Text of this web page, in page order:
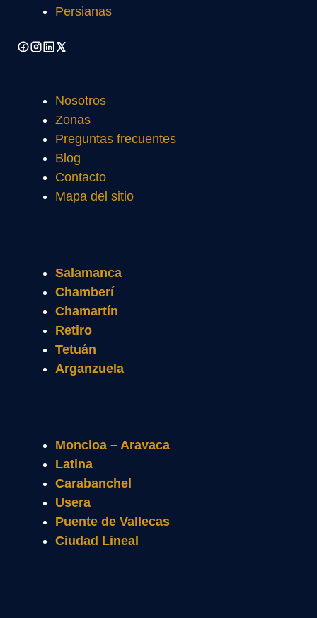
Persianas
Nosotros
Zonas
Preguntas frecuentes
Blog
Contacto
Mapa del sitio
Salamanca
Chamberí
Chamartín
Retiro
Tetuán
Arganzuela
Moncloa – Aravaca
Latina
Carabanchel
Usera
Puente de Vallecas
Ciudad Lineal